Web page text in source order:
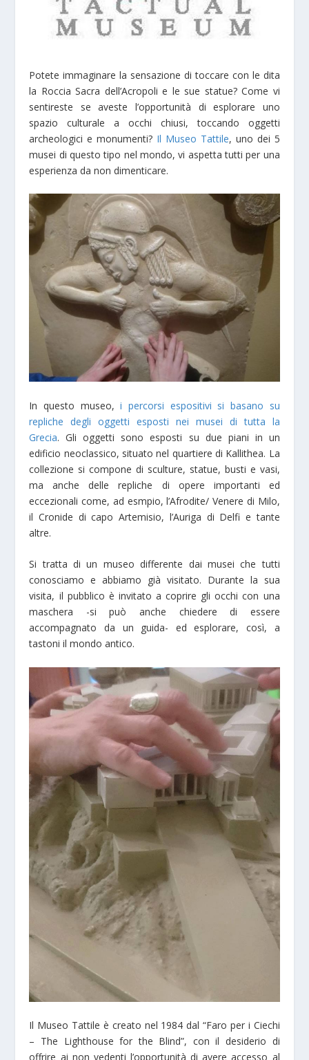
Potete immaginare la sensazione di toccare con le dita
la Roccia Sacra dell’Acropoli e le sue statue? Come vi
sentireste se aveste l’opportunità di esplorare uno
spazio culturale a occhi chiusi, toccando oggetti
archeologici e monumenti? Il Museo Tattile, uno dei 5
musei di questo tipo nel mondo, vi aspetta tutti per una
esperienza da non dimenticare.
In questo museo,i percorsi espositivi si basano su
repliche degli oggetti esposti nei musei di tutta la
Grecia. Gli oggetti sono esposti su due piani in un
edificio neoclassico, situato nel quartiere di Kallithea. La
collezione si compone di sculture, statue, busti e vasi,
ma anche delle repliche di opere importanti ed
eccezionali come, ad esmpio, l’Afrodite/ Venere di Milo,
il Cronide di capo Artemisio, l’Auriga di Delfi e tante
altre.
Si tratta di un museo differente dai musei che tutti
conosciamo e abbiamo già visitato. Durante la sua
visita, il pubblico è invitato a coprire gli occhi con una
maschera -si può anche chiedere di essere
accompagnato da un guida- ed esplorare, così, a
tastoni il mondo antico.
Il Museo Tattile è creato nel 1984 dal “Faro per i Ciechi
– The Lighthouse for the Blind”, con il desiderio di
offrire ai non vedenti l’opportunità di avere accesso al